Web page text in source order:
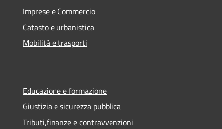
Imprese e Commercio
Catasto e urbanistica
Mobilità e trasporti
Educazione e formazione
Giustizia e sicurezza pubblica
Tributi,finanze e contravvenzioni